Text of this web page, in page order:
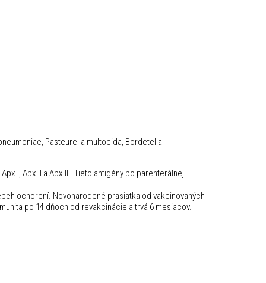
Pasteurella multocida, Bordetella
I, Apx II a Apx III. Tieto antigény po parenterálnej
ochorení. Novonarodené prasiatka od vakcinovaných
po 14 dňoch od revakcinácie a trvá 6 mesiacov.